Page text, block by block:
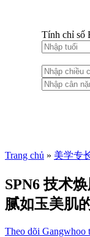
Tính chỉ số
Trang chủ » 美学专
SPN6 技术
腻如玉美肌
Theo dõi Gangwhoo